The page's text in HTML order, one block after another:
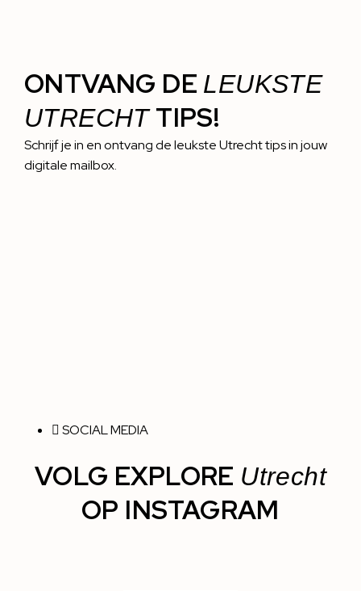
ONTVANG DE LEUKSTE
UTRECHTTIPS!
Schrijf je in en ontvang de leukste Utrecht tips in jouw
digitale mailbox.
SOCIAL MEDIA
VOLG EXPLORE Utrecht
OP INSTAGRAM